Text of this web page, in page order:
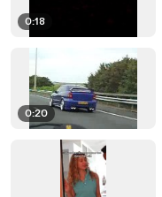
0:18
0:20